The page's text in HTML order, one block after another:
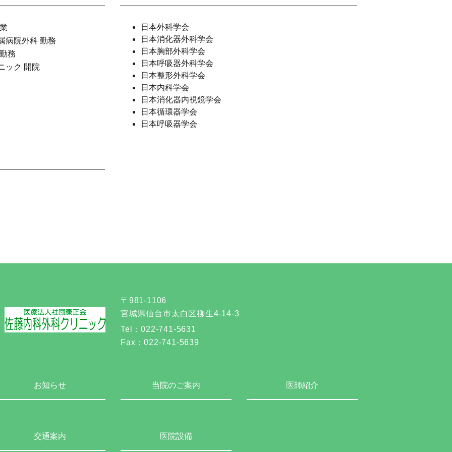
病院外科 勤務
務
ック 開院
日本外科学会
日本消化器外科学会
日本胸部外科学会
日本呼吸器外科学会
日本整形外科学会
日本内科学会
日本消化器内視鏡学会
日本循環器学会
日本呼吸器学会
〒981-1106
宮城県仙台市太白区柳生4-14-3
Tel：022-741-5631
Fax：022-741-5639
お知らせ 当院のご案内 医師紹介
交通案内 医院設備